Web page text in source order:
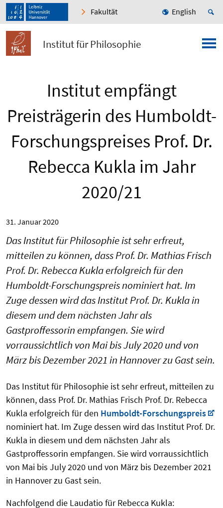
Fakultät English
Institut für Philosophie
Institut empfängt
Preisträgerin des Humboldt-
Forschungspreises Prof. Dr.
Rebecca Kukla im Jahr
2020/21
31. Januar 2020
Das Institut für Philosophie ist sehr erfreut,
mitteilen zu können, dass Prof. Dr. Mathias Frisch
Prof. Dr. Rebecca Kukla erfolgreich für den
Humboldt-Forschungspreis nominiert hat. Im
Zuge dessen wird das Institut Prof. Dr. Kukla in
diesem und dem nächsten Jahr als
Gastproffessorin empfangen. Sie wird
vorraussichtlich von Mai bis July 2020 und von
März bis Dezember 2021 in Hannover zu Gast sein.
Das Institut für Philosophie ist sehr erfreut, mitteilen zu
können, dass Prof. Dr. Mathias Frisch Prof. Dr. Rebecca
Kukla erfolgreich für den Humboldt-Forschungspreis
nominiert hat. Im Zuge dessen wird das Institut Prof. Dr.
Kukla in diesem und dem nächsten Jahr als
Gastproffessorin empfangen. Sie wird vorraussichtlich
von Mai bis July 2020 und von März bis Dezember 2021
in Hannover zu Gast sein.
Nachfolgend die Laudatio für Rebecca Kukla: